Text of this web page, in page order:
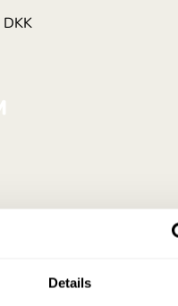
Details
DKK